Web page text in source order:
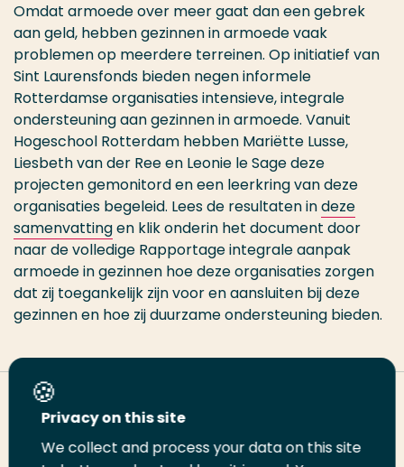
Omdat armoede over meer gaat dan een gebrek
aan geld, hebben gezinnen in armoede vaak
problemen op meerdere terreinen. Op initiatief van
Sint Laurensfonds bieden negen informele
Rotterdamse organisaties intensieve, integrale
ondersteuning aan gezinnen in armoede. Vanuit
Hogeschool Rotterdam hebben Mariëtte Lusse,
Liesbeth van der Ree en Leonie le Sage deze
projecten gemonitord en een leerkring van deze
organisaties begeleid. Lees de resultaten indeze
samenvattingen klik onderin het document door
naar de volledige Rapportage integrale aanpak
armoede in gezinnen hoe deze organisaties zorgen
dat zij toegankelijk zijn voor en aansluiten bij deze
gezinnen en hoe zij duurzame ondersteuning bieden.
Deel deze pagina
Privacy on this site
We collect and process your data on this site